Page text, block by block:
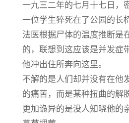
一九三二年的七月十七日，
一位学生猝死在了公园的长
法医根据尸体的温度推断是
的，联想到这应该是并发症
他冲出住所奔向这里。
不解的是人们却并没有在他
的痛苦，而是某种扭曲的解
更加诡异的是没人知晓他的